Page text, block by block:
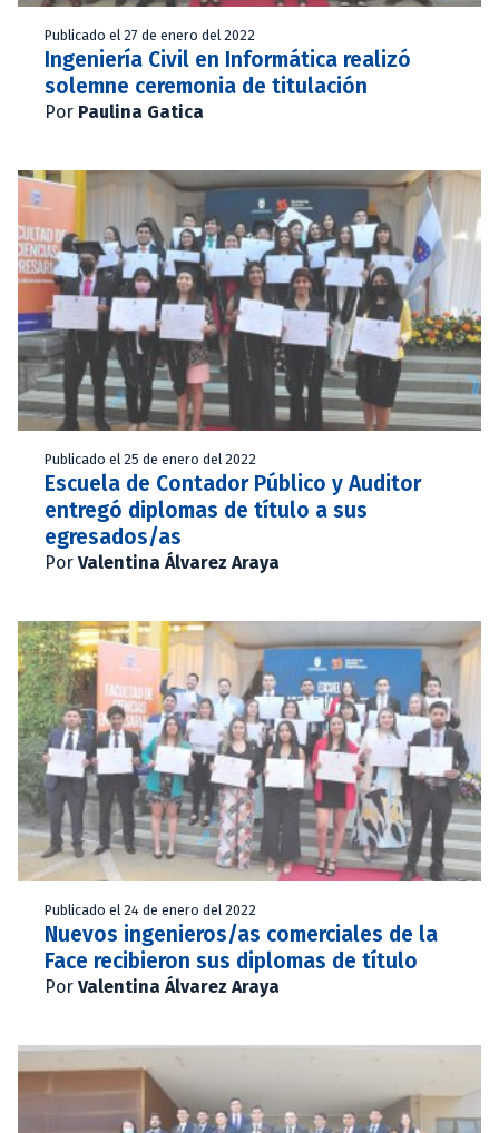
Publicado el 27 de enero del 2022
Ingeniería Civil en Informática realizó
solemne ceremonia de titulación
Por Paulina Gatica
Publicado el 25 de enero del 2022
Escuela de Contador Público y Auditor
entregó diplomas de título a sus
egresados/as
Por Valentina Álvarez Araya
Publicado el 24 de enero del 2022
Nuevos ingenieros/as comerciales de la
Face recibieron sus diplomas de título
Por Valentina Álvarez Araya